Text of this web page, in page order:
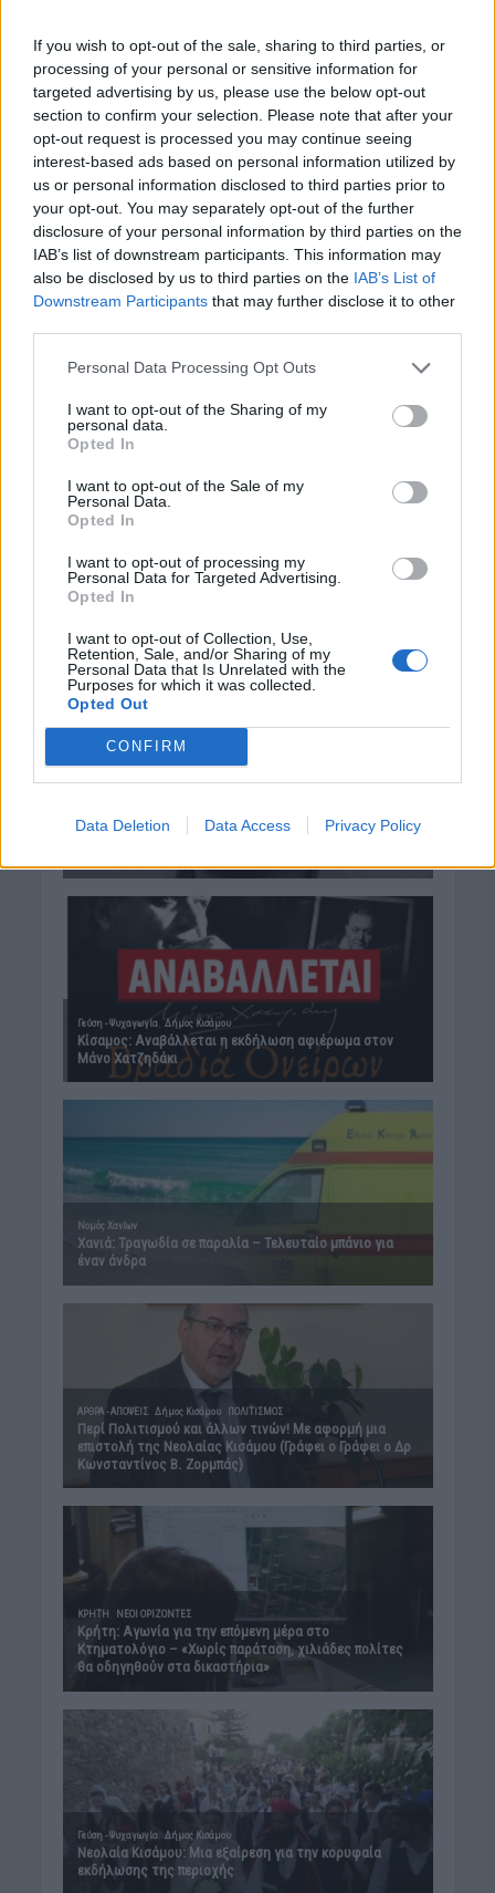
If you wish to opt-out of the sale, sharing to third parties, or
processing of your personal or sensitive information for
targeted advertising by us, please use the below opt-out
section to confirm your selection. Please note that after your
opt-out request is processed you may continue seeing
interest-based ads based on personal information utilized by
us or personal information disclosed to third parties prior to
your opt-out. You may separately opt-out of the further
disclosure of your personal information by third parties on the
IAB’s list of downstream participants. This information may
also be disclosed by us to third parties on the IAB’s List of
Downstream Participants that may further disclose it to other
Personal Data Processing Opt Outs
I want to opt-out of the Sharing of my
personal data.
Opted In
I want to opt-out of the Sale of my
Personal Data.
Opted In
I want to opt-out of processing my
Personal Data for Targeted Advertising.
Opted In
I want to opt-out of Collection, Use,
Retention, Sale, and/or Sharing of my
Personal Data that Is Unrelated with the
Purposes for which it was collected.
Opted Out
CONFIRM
Data Deletion Data Access Privacy Policy
Δημοφιλή αυτή την εβδομάδα